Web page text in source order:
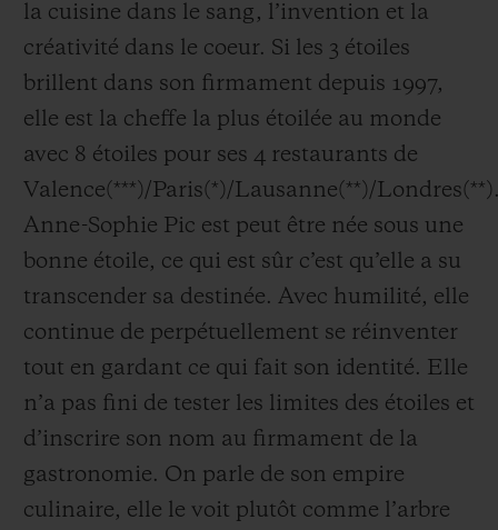
la cuisine dans le sang, l’invention et la
créativité dans le coeur. Si les 3 étoiles
brillent dans son firmament depuis 1997,
elle est la cheffe la plus étoilée au monde
avec 8 étoiles pour ses 4 restaurants de
Valence(***)/Paris(*)/Lausanne(**)/
Anne-Sophie Pic est peut être née sous une
bonne étoile, ce qui est sûr c’est qu’elle a su
transcender sa destinée. Avec humilité, elle
continue de perpétuellement se réinventer
tout en gardant ce qui fait son identité. Elle
n’a pas fini de tester les limites des étoiles et
d’inscrire son nom au firmament de la
gastronomie. On parle de son empire
culinaire, elle le voit plutôt comme l’arbre